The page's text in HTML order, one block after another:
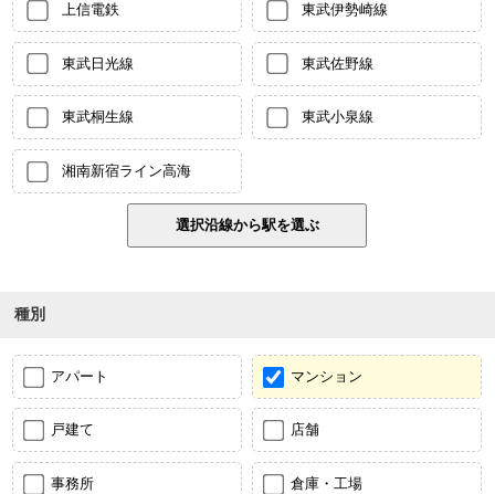
上信電鉄 東武伊勢崎線
東武日光線 東武佐野線
東武桐生線 東武小泉線
湘南新宿ライン高海
種別
アパート マンション
戸建て 店舗
事務所 倉庫・工場